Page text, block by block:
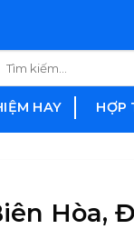
HAY HỢP
Hòa,